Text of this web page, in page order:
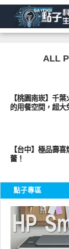
ALL
【桃園南崁】千
的用餐空間，超
【台中】極品壽
蕾！
點子專區